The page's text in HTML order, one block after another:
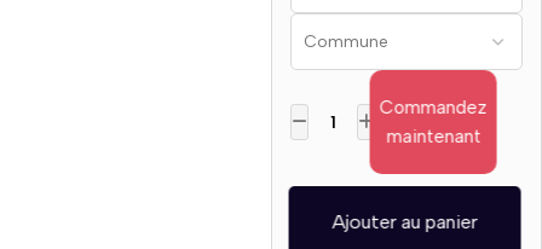
Commandez
maintenant
Ajouter au panier